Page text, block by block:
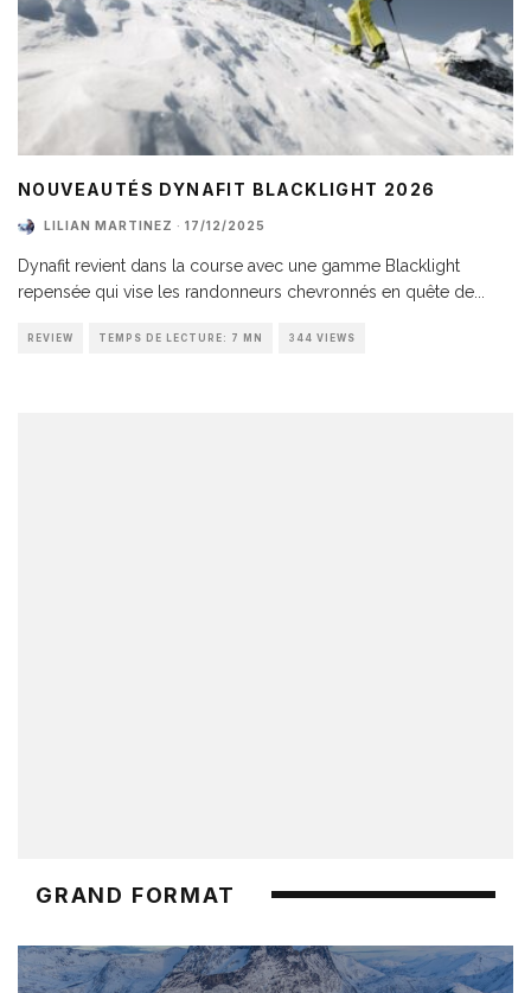
NOUVEAUTÉS DYNAFIT BLACKLIGHT 2026
LILIAN MARTINEZ · 17/12/2025
Dynafit revient dans la course avec une gamme Blacklight
repensée qui vise les randonneurs chevronnés en quête de
REVIEW TEMPS DE LECTURE: 7 MN 344 VIEWS
GRAND FORMAT